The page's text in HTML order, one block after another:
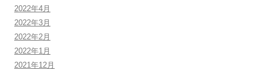
2022年4月
2022年3月
2022年2月
2022年1月
2021年12月